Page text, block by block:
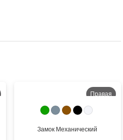
Правая
На улицу
Замок Механический